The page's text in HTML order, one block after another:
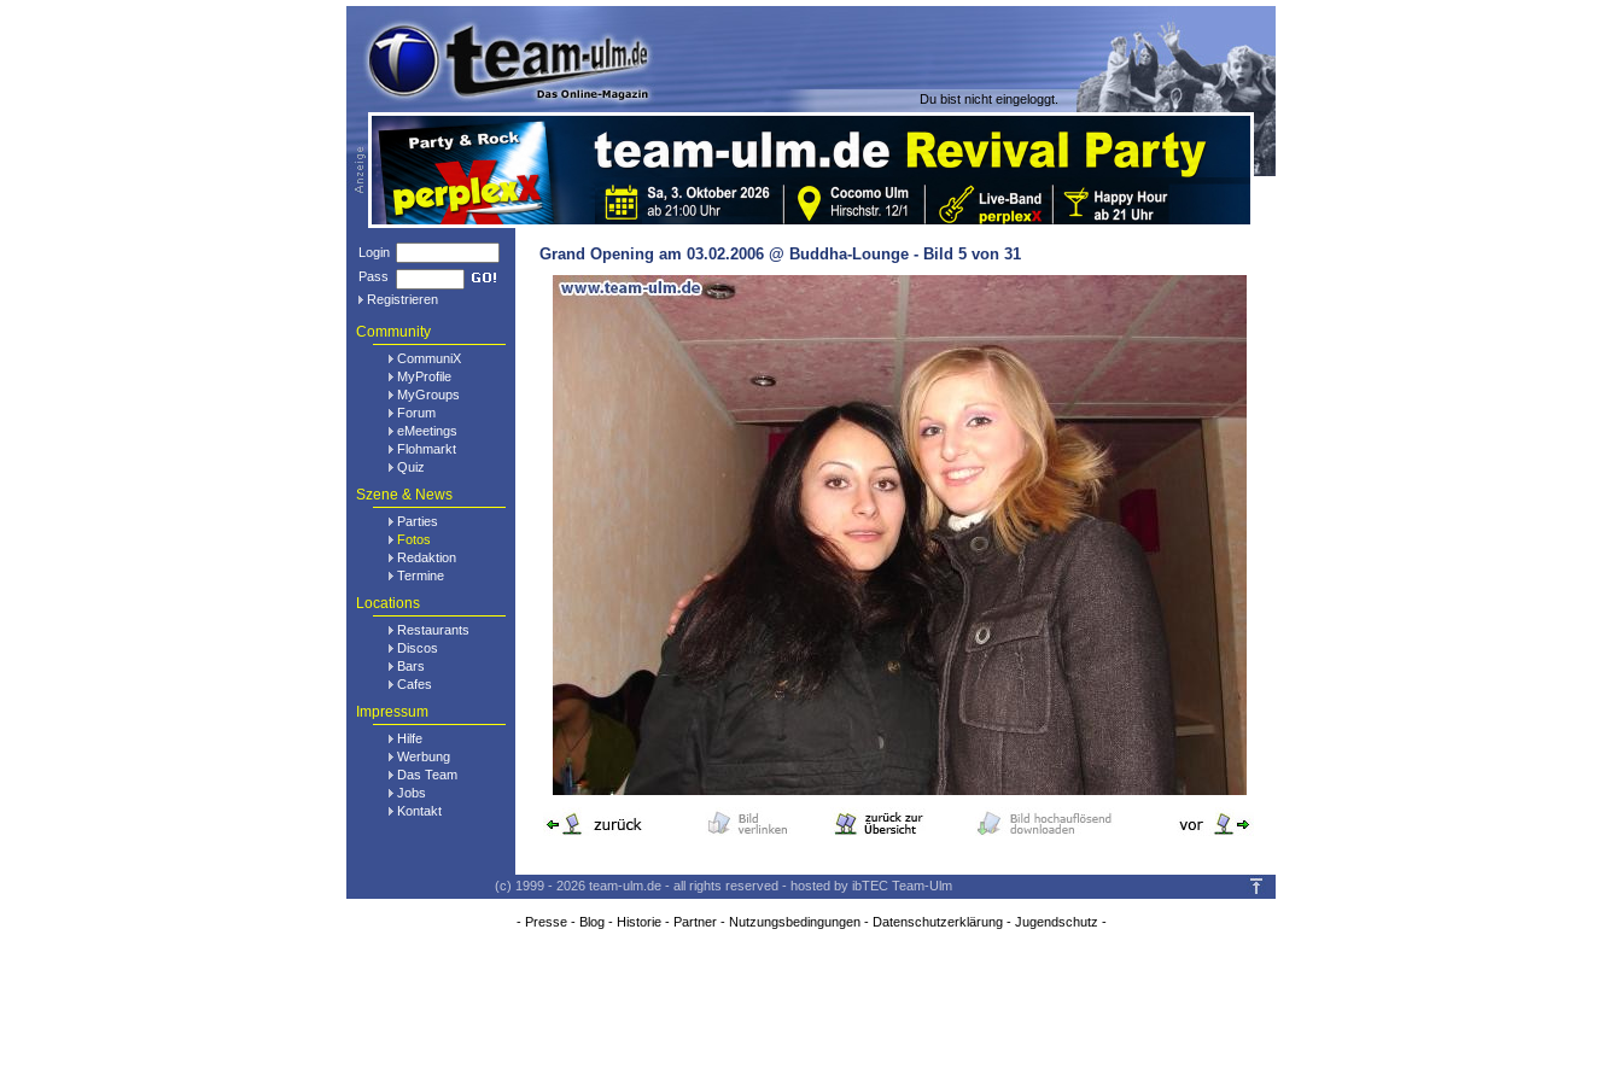
Du bist nicht eingeloggt.
Login
Pass
Registrieren
Community
CommuniX
MyProfile
MyGroups
Forum
eMeetings
Flohmarkt
Quiz
Szene & News
Parties
Fotos
Redaktion
Termine
Locations
Restaurants
Discos
Bars
Cafes
Impressum
Hilfe
Werbung
Das Team
Jobs
Kontakt
Grand Opening am 03.02.2006 @ Buddha-Lounge - Bild 5 von 31
(c) 1999 - 2026 team-ulm.de - all rights reserved - hosted by ibTEC Team-Ulm
- Presse- Blog- Historie- Partner- Nutzungsbedingungen- Datenschutzerklärung- Jugendschutz -